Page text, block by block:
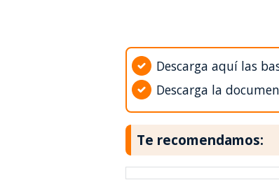
Descarga aquí las
Descarga la
Te recomendamos: